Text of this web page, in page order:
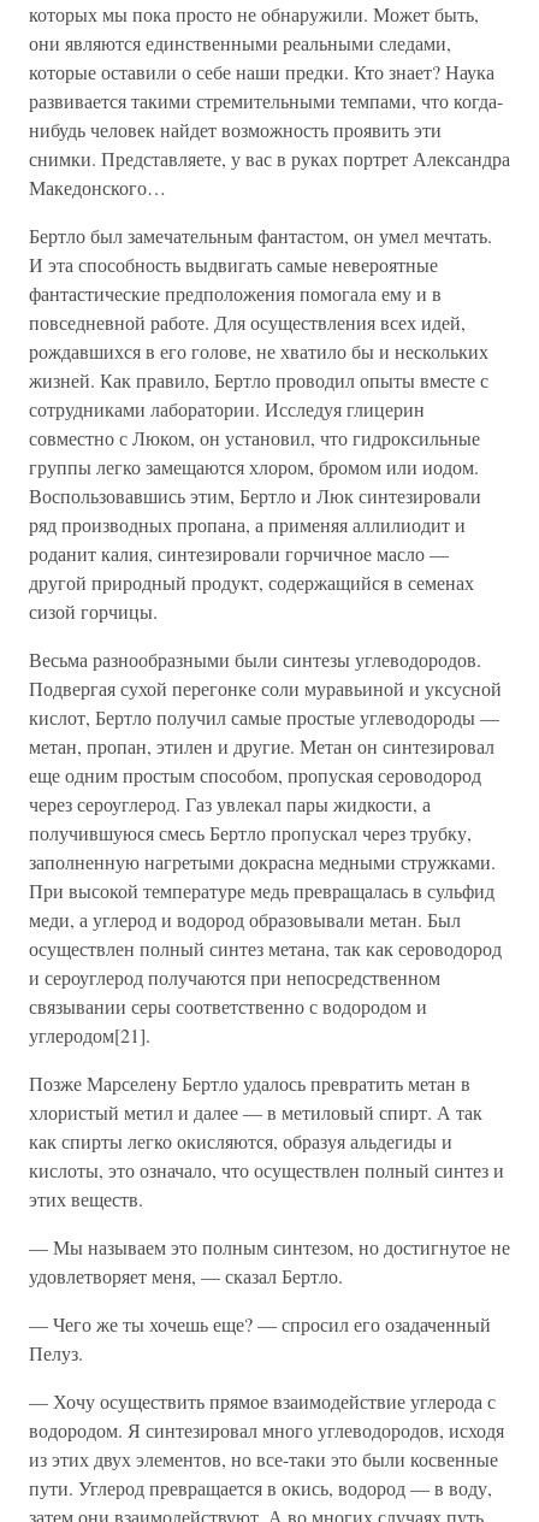
которых мы пока просто не обнаружили. Может быть,
они являются единственными реальными следами,
которые оставили о себе наши предки. Кто знает? Наука
развивается такими стремительными темпами, что когда-
нибудь человек найдет возможность проявить эти
снимки. Представляете, у вас в руках портрет Александра
Македонского…
Бертло был замечательным фантастом, он умел мечтать.
И эта способность выдвигать самые невероятные
фантастические предположения помогала ему и в
повседневной работе. Для осуществления всех идей,
рождавшихся в его голове, не хватило бы и нескольких
жизней. Как правило, Бертло проводил опыты вместе с
сотрудниками лаборатории. Исследуя глицерин
совместно с Люком, он установил, что гидроксильные
группы легко замещаются хлором, бромом или иодом.
Воспользовавшись этим, Бертло и Люк синтезировали
ряд производных пропана, а применяя аллилиодит и
роданит калия, синтезировали горчичное масло —
другой природный продукт, содержащийся в семенах
сизой горчицы.
Весьма разнообразными были синтезы углеводородов.
Подвергая сухой перегонке соли муравьиной и уксусной
кислот, Бертло получил самые простые углеводороды —
метан, пропан, этилен и другие. Метан он синтезировал
еще одним простым способом, пропуская сероводород
через сероуглерод. Газ увлекал пары жидкости, а
получившуюся смесь Бертло пропускал через трубку,
заполненную нагретыми докрасна медными стружками.
При высокой температуре медь превращалась в сульфид
меди, а углерод и водород образовывали метан. Был
осуществлен полный синтез метана, так как сероводород
и сероуглерод получаются при непосредственном
связывании серы соответственно с водородом и
углеродом[21].
Позже Марселену Бертло удалось превратить метан в
хлористый метил и далее — в метиловый спирт. А так
как спирты легко окисляются, образуя альдегиды и
кислоты, это означало, что осуществлен полный синтез и
этих веществ.
— Мы называем это полным синтезом, но достигнутое не
удовлетворяет меня, — сказал Бертло.
— Чего же ты хочешь еще? — спросил его озадаченный
Пелуз.
— Хочу осуществить прямое взаимодействие углерода с
водородом. Я синтезировал много углеводородов, исходя
из этих двух элементов, но все-таки это были косвенные
пути. Углерод превращается в окись, водород — в воду,
затем они взаимодействуют. А во многих случаях путь